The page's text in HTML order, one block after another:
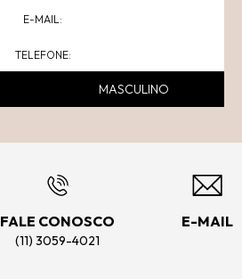
MASCULINO
FALE CONOSCO
(11) 3059-4021
E-MAIL